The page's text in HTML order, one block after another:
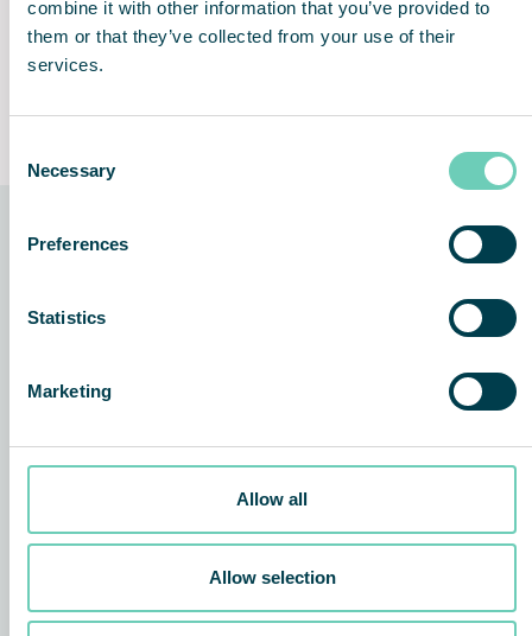
combine it with other information that you’ve provided to
them or that they’ve collected from your use of their
services.
Selection
Necessary
Preferences
Statistics
Marketing
Allow all
Allow selection